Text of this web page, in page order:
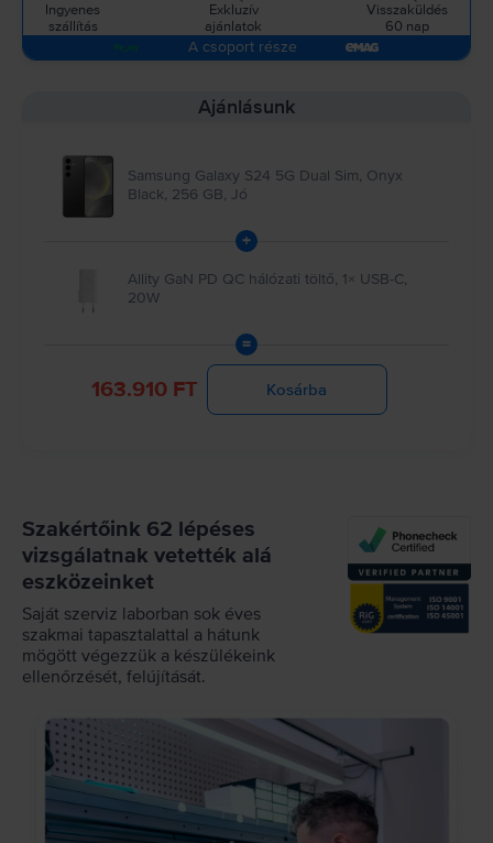
Ingyenes
szállítás
Exkluzív
ajánlatok
Visszaküldés
60 nap
A csoport része
Ajánlásunk
Samsung Galaxy S24 5G Dual Sim, Onyx
Black, 256 GB, Jó
+
Allity GaN PD QC hálózati töltő, 1× USB-C,
20W
=
163.910 FT Kosárba
Szakértőink 62 lépéses
vizsgálatnak vetették alá
eszközeinket
Saját szerviz laborban sok éves
szakmai tapasztalattal a hátunk
mögött végezzük a készülékeink
ellenőrzését, felújítását.